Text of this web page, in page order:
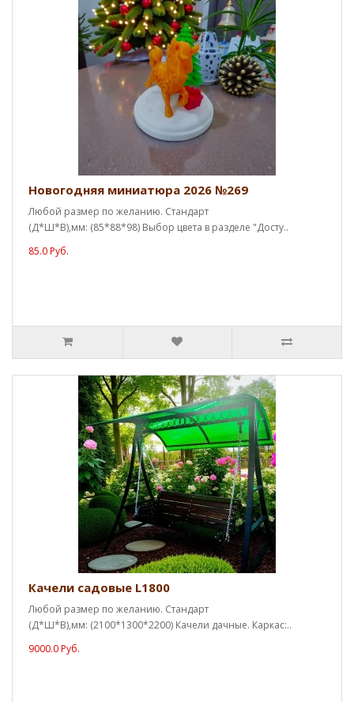
Новогодняя миниатюра 2026 №269
Любой размер по желанию. Стандарт
(Д*Ш*В),мм: (85*88*98) Выбор цвета в разделе "Досту..
85.0 Руб.
Качели садовые L1800
Любой размер по желанию. Стандарт
(Д*Ш*В),мм: (2100*1300*2200) Качели дачные. Каркас:..
9000.0 Руб.